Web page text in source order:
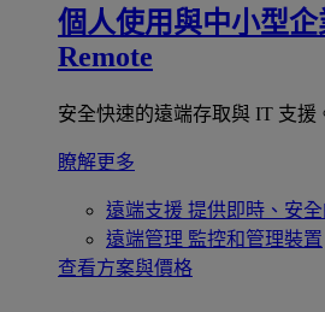
個人使用與中小型企
Remote
安全快速的遠端存取與 IT 支援
瞭解更多
遠端支援 提供即時、安
遠端管理 監控和管理裝置
查看方案與價格